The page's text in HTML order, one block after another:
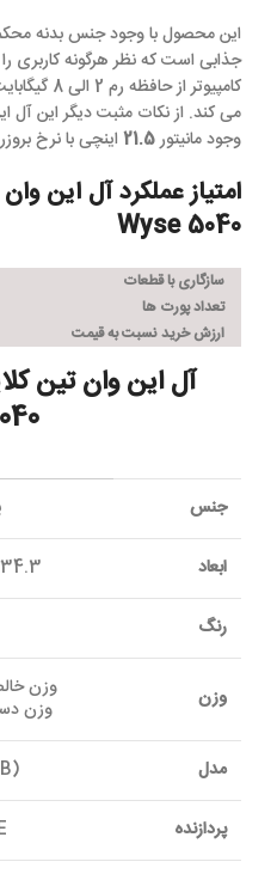
این محصول با وجود جنس بدنه محکم
جذابی است که نظر هرگونه
کامپیوتر از حافظه رم 2 الی 8 گیگابایت با باس
می کند. از نکات مثبت دیگر این آل
وجود مانیتور21.5 اینچی با نرخ
Wyse 5040
سازگاری با قطعات
تعداد پورت ها
ارزش خرید نسبت به قیمت
جنس
ابعاد 34.3*4.5*53.1 سانتی متر
رنگ
وزن وزن خالص
وزن دستگاه
مدل
پردازنده